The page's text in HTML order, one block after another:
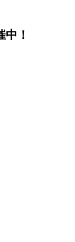
！